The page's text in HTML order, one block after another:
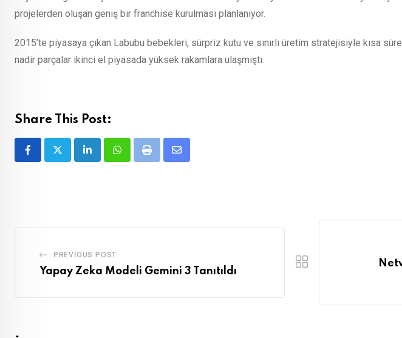
projelerden oluşan geniş bir franchise kurulması planlanıyor.
2015’te piyasaya çıkan Labubu bebekleri, sürpriz kutu ve sınırlı üretim stratejisiyle kısa
nadir parçalar ikinci el piyasada yüksek rakamlara ulaşmıştı.
Share This Post:
LinkedInWhatsappPrint
Share
PREVIOUS POST
Yapay Zeka Modeli Gemini 3 Tanıtıldı